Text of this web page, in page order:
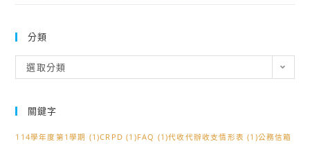
分類
類
選取分類
關鍵字
114學年度第1學期 (1)CRPD (1)FAQ (1)代收代辦收支情形表 (1)公務信箱